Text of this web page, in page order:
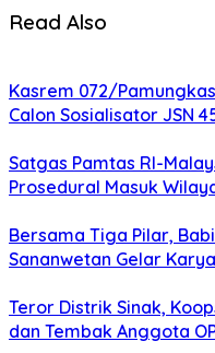
Read Also
Kasrem 072/
Calon Sosialisator JSN
Satgas Pamtas RI-
Prosedural Masuk
Bersama Tiga Pilar,
Sananwetan Gelar
Teror Distrik Sinak,
dan Tembak Anggota